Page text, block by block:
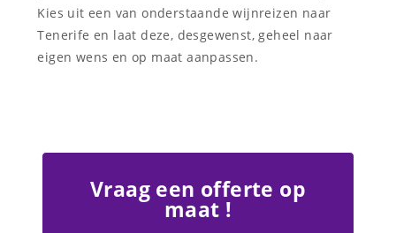
Kies uit een van onderstaande wijnreizen naar
Tenerife en laat deze, desgewenst, geheel naar
eigen wens en op maat aanpassen.
Vraag een offerte op
maat !